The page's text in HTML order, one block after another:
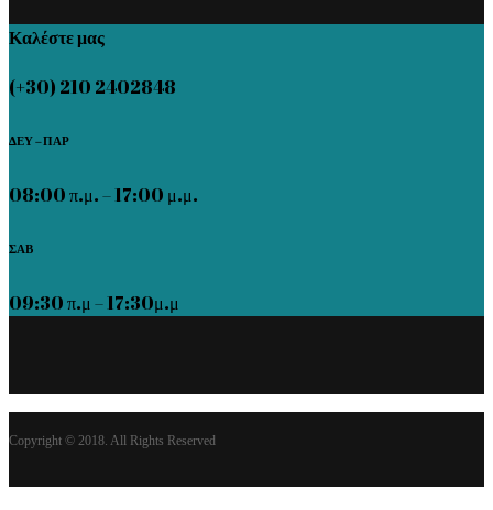
Καλέστε μας
(+30) 210 2402848
ΔΕΥ – ΠΑΡ
08:00 π.μ. – 17:00 μ.μ.
ΣΑΒ
09:30 π.μ – 17:30μ.μ
Copyright © 2018. All Rights Reserved